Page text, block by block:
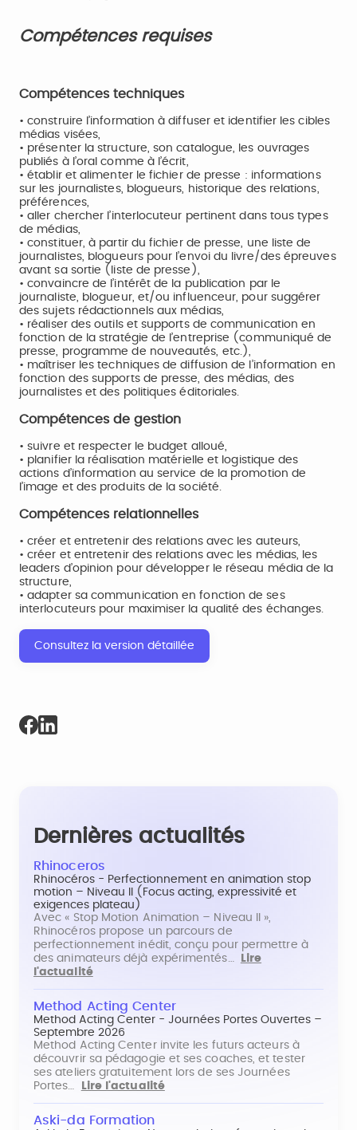
Compétences requises
Compétences techniques
• construire l’information à diffuser et identifier les cibles
médias visées,
• présenter la structure, son catalogue, les ouvrages
publiés à l’oral comme à l’écrit,
• établir et alimenter le fichier de presse : informations
sur les journalistes, blogueurs, historique des relations,
préférences,
• aller chercher l’interlocuteur pertinent dans tous types
de médias,
• constituer, à partir du fichier de presse, une liste de
journalistes, blogueurs pour l’envoi du livre/des épreuves
avant sa sortie (liste de presse),
• convaincre de l’intérêt de la publication par le
journaliste, blogueur, et/ou influenceur, pour suggérer
des sujets rédactionnels aux médias,
• réaliser des outils et supports de communication en
fonction de la stratégie de l’entreprise (communiqué de
presse, programme de nouveautés, etc.),
• maîtriser les techniques de diffusion de l’information en
fonction des supports de presse, des médias, des
journalistes et des politiques éditoriales.
Compétences de gestion
• suivre et respecter le budget alloué,
• planifier la réalisation matérielle et logistique des
actions d’information au service de la promotion de
l’image et des produits de la société.
Compétences relationnelles
• créer et entretenir des relations avec les auteurs,
• créer et entretenir des relations avec les médias, les
leaders d’opinion pour développer le réseau média de la
structure,
• adapter sa communication en fonction de ses
interlocuteurs pour maximiser la qualité des échanges.
Consultez la version détaillée
Dernières actualités
Rhinoceros
Rhinocéros - Perfectionnement en animation stop
motion – Niveau II (Focus acting, expressivité et
exigences plateau)
Avec « Stop Motion Animation – Niveau II »,
Rhinocéros propose un parcours de
perfectionnement inédit, conçu pour permettre à
des animateurs déjà expérimentés…
Lire
l'actualité
Method Acting Center
Method Acting Center - Journées Portes Ouvertes –
Septembre 2026
Method Acting Center invite les futurs acteurs à
découvrir sa pédagogie et ses coaches, et tester
ses ateliers gratuitement lors de ses Journées
Portes…
Lire l'actualité
Aski-da Formation